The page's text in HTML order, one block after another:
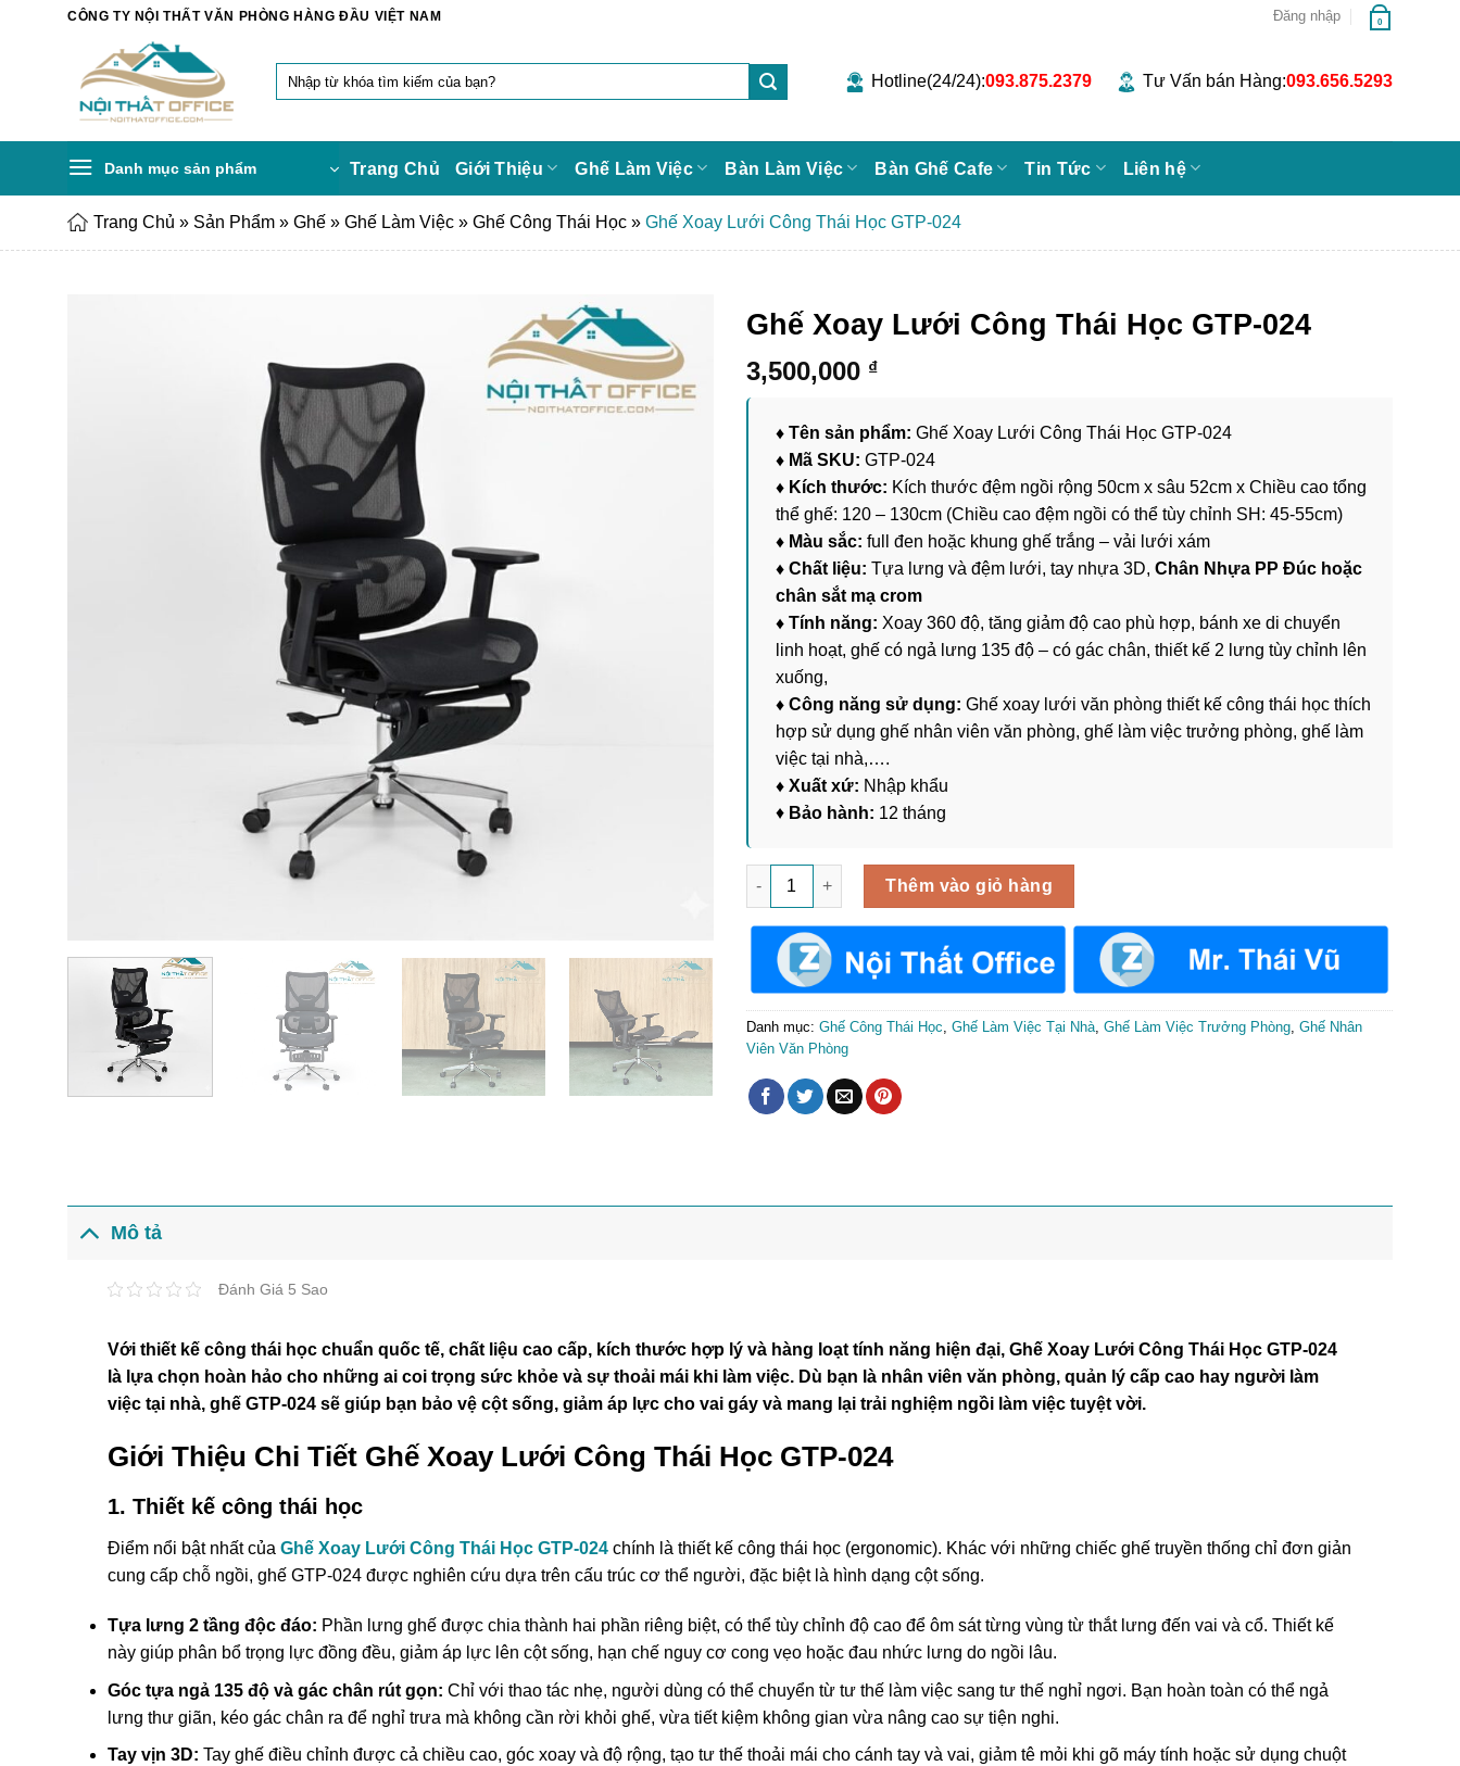
CÔNG TY NỘI THẤT VĂN PHÒNG HÀNG ĐẦU VIỆT NAM Đăng nhập 0
kiếm:
Hotline(24/24):093.875.2379 Tư Vấn bán Hàng:093.656.5293
Danh mục sản phẩm Trang Chủ Giới Thiệu Ghế Làm Việc Bàn Làm Việc Bàn Ghế Cafe Tin Tức Liên hệ
Trang Chủ » Sản Phẩm » Ghế » Ghế Làm Việc » Ghế Công Thái Học » Ghế Xoay Lưới Công Thái Học GTP-024
Ghế Xoay Lưới Công Thái Học GTP-024
3,500,000 ₫
♦ Tên sản phẩm: Ghế Xoay Lưới Công Thái Học GTP-024
♦ Mã SKU: GTP-024
♦ Kích thước: Kích thước đệm ngồi rộng 50cm x sâu 52cm x Chiều cao tổng
thể ghế: 120 – 130cm (Chiều cao đệm ngồi có thể tùy chỉnh SH: 45-55cm)
♦ Màu sắc: full đen hoặc khung ghế trắng – vải lưới xám
♦ Chất liệu: Tựa lưng và đệm lưới, tay nhựa 3D, Chân Nhựa PP Đúc hoặc
chân sắt mạ crom
♦ Tính năng: Xoay 360 độ, tăng giảm độ cao phù hợp, bánh xe di chuyển
linh hoạt, ghế có ngả lưng 135 độ – có gác chân, thiết kế 2 lưng tùy chỉnh lên
xuống,
♦ Công năng sử dụng: Ghế xoay lưới văn phòng thiết kế công thái học thích
hợp sử dụng ghế nhân viên văn phòng, ghế làm việc trưởng phòng, ghế làm
việc tại nhà,….
♦ Xuất xứ: Nhập khẩu
♦ Bảo hành: 12 tháng
Ghế Xoay Lưới Công Thái Học GTP-024 số lượng
Thêm vào giỏ hàng
Danh mục: Ghế Công Thái Học Ghế Làm Việc Tại Nhà Ghế Làm Việc Trưởng Phòng Ghế Nhân
Viên Văn Phòng
Mô tả
Đánh Giá 5 Sao
Với thiết kế công thái học chuẩn quốc tế, chất liệu cao cấp, kích thước hợp lý và hàng loạt tính năng hiện đại, Ghế Xoay Lưới Công Thái Học GTP-024
là lựa chọn hoàn hảo cho những ai coi trọng sức khỏe và sự thoải mái khi làm việc. Dù bạn là nhân viên văn phòng, quản lý cấp cao hay người làm
việc tại nhà, ghế GTP-024 sẽ giúp bạn bảo vệ cột sống, giảm áp lực cho vai gáy và mang lại trải nghiệm ngồi làm việc tuyệt vời.
Giới Thiệu Chi Tiết Ghế Xoay Lưới Công Thái Học GTP-024
1. Thiết kế công thái học
Điểm nổi bật nhất của Ghế Xoay Lưới Công Thái Học GTP-024chính là thiết kế công thái học (ergonomic). Khác với những chiếc ghế truyền thống chỉ đơn giản
cung cấp chỗ ngồi, ghế GTP-024 được nghiên cứu dựa trên cấu trúc cơ thể người, đặc biệt là hình dạng cột sống.
Tựa lưng 2 tầng độc đáo: Phần lưng ghế được chia thành hai phần riêng biệt, có thể tùy chỉnh độ cao để ôm sát từng vùng từ thắt lưng đến vai và cổ. Thiết kế
này giúp phân bổ trọng lực đồng đều, giảm áp lực lên cột sống, hạn chế nguy cơ cong vẹo hoặc đau nhức lưng do ngồi lâu.
Góc tựa ngả 135 độ và gác chân rút gọn: Chỉ với thao tác nhẹ, người dùng có thể chuyển từ tư thế làm việc sang tư thế nghỉ ngơi. Bạn hoàn toàn có thể ngả
lưng thư giãn, kéo gác chân ra để nghỉ trưa mà không cần rời khỏi ghế, vừa tiết kiệm không gian vừa nâng cao sự tiện nghi.
Tay vịn 3D: Tay ghế điều chỉnh được cả chiều cao, góc xoay và độ rộng, tạo tư thế thoải mái cho cánh tay và vai, giảm tê mỏi khi gõ máy tính hoặc sử dụng chuột